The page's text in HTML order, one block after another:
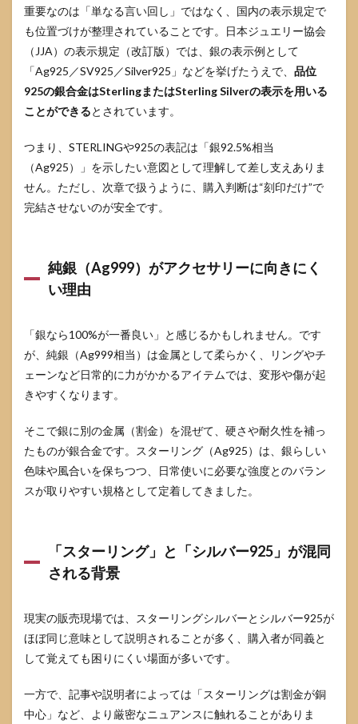
925
の違
いを
「困
らな
い
形」
で整
実用
上は
同じ
るこ
とが
多い
厳密
説明
が生
まれ
る理
割金
（混
金
属）
3.3
「同
じか
より
大切
な判
断軸
スタ
ーリ
重要なのは「単なる言い回し」ではなく、国内の表示規定で
も位置づけが整理されていることです。日本ジュエリー協会
（JJA）の表示規定（改訂版）では、銀の表示例として
「Ag925／SV925／Silver925」などを挙げたうえで、 品位
925の銀合金はSterlingまたはSterling Silverの表示を用いる
ことができるとされています。
つまり、STERLINGや925の表記は「銀92.5%相当
（Ag925）」を示したい意図として理解して差し支えありま
せん。ただし、次章で扱うように、購入判断は“刻印だけ”で
完結させないのが安全です。
純銀（Ag999）がアクセサリーに向きにく
い理由
「銀なら100%が一番良い」と感じるかもしれません。です
が、純銀（Ag999相当）は金属として柔らかく、リングやチ
ェーンなど日常的に力がかかるアイテムでは、変形や傷が起
きやすくなります。
そこで銀に別の金属（割金）を混ぜて、硬さや耐久性を補っ
たものが銀合金です。スターリング（Ag925）は、銀らしい
色味や風合いを保ちつつ、日常使いに必要な強度とのバラン
スが取りやすい規格として定着してきました。
「スターリング」と「シルバー925」が混同
される背景
現実の販売現場では、スターリングシルバーとシルバー925が
ほぼ同じ意味として説明されることが多く、購入者が同義と
して覚えても困りにくい場面が多いです。
一方で、記事や説明者によっては「スターリングは割金が銅
中心」など、より厳密なニュアンスに触れることがありま